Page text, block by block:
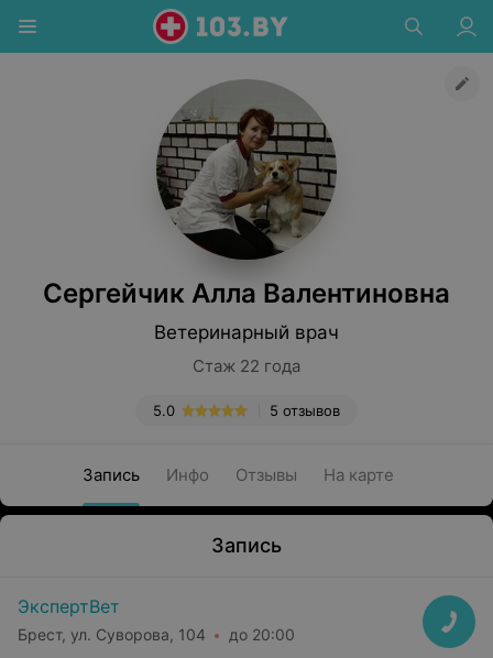
Сергейчик Алла Валентиновна
Ветеринарный врач
Стаж 22 года
5 отзывов
5.0
Запись Инфо Отзывы На карте
Запись
ЭкспертВет
Брест, ул. Суворова, 104 до 20:00